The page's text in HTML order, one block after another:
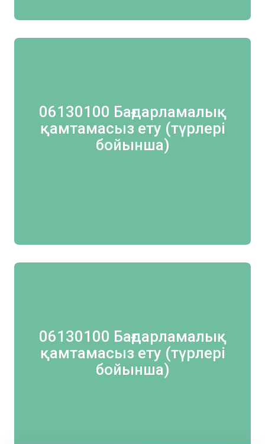
06130100 Бағдарламалық
қамтамасыз ету (түрлері
бойынша)
06130100 Бағдарламалық
қамтамасыз ету (түрлері
бойынша)